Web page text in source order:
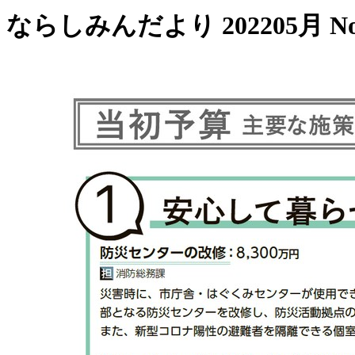
ならしみんだより 202205月